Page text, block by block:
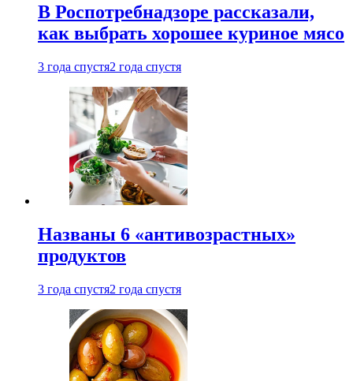
В Роспотребнадзоре рассказали,
как выбрать хорошее куриное мясо
3 года спустя2 года спустя
Названы 6 «антивозрастных»
продуктов
3 года спустя2 года спустя